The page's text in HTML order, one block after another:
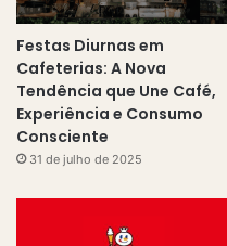
Festas Diurnas em
Cafeterias: A Nova
Tendência que Une Café,
Experiência e Consumo
Consciente
31 de julho de 2025